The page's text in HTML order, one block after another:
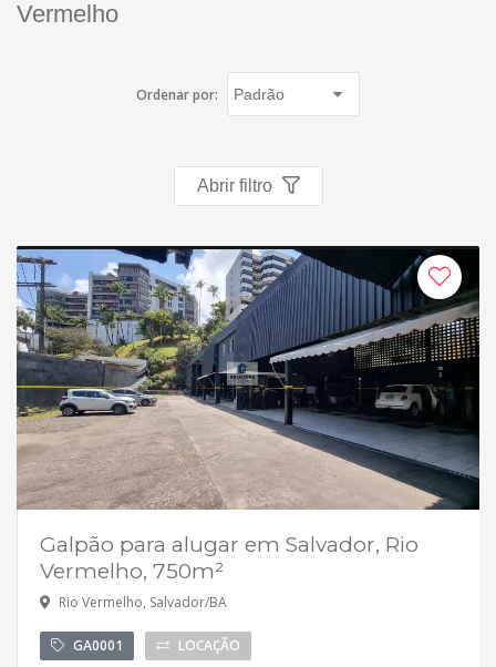
Imóveis favoritos
Vermelho
Ordenar por:
Abrir filtro
Galpão para alugar em Salvador, Rio
Vermelho, 750m²
Rio Vermelho, Salvador/BA
GA0001 LOCAÇÃO